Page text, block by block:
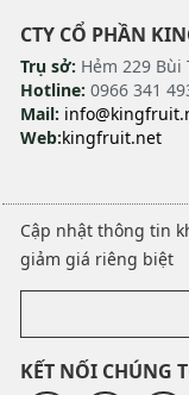
CTY CỔ PHẦN
Trụ sở: Hẻm 229 Bùi
Hotline: 0966 341
Mail:
Web:kingfruit.net
Cập nhật thông tin
giảm giá riêng biệt
KẾT NỐI CHÚNG